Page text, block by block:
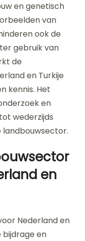
en genetisch
van
ook de
gebruik van
de
en Turkije
kennis. Het
en
wederzijds
landbouwsector.
en
Nederland en
bijdrage en